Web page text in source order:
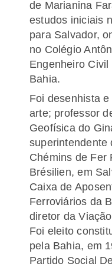
de Marianina
estudos iniciais
para Salvador,
no Colégio
Engenheiro
Bahia.
Foi desenhista
arte; professor
Geofísica do
superintendente
Chémins de Fer
Brésilien, em
Caixa de
Ferroviários da
diretor da
Foi eleito
pela Bahia, em
Partido Social